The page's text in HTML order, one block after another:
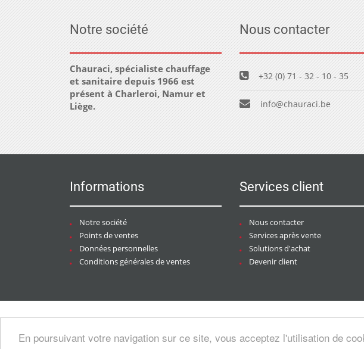
En poursuivant votre navigation sur ce site, vous acceptez l'utilisation de
Notre société
Chauraci, spécialiste chauffage
et sanitaire depuis 1966 est
présent à Charleroi, Namur et
Liège.
Nous contacter
+32 (0) 71 - 32 - 10 - 35
info@chauraci.be
Informations
Notre société
Points de ventes
Données personnelles
Conditions générales de ventes
Services client
Nous contacter
Services après vente
Solutions d'achat
Devenir client
artesansdubatiment.com